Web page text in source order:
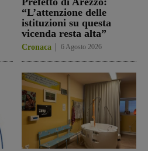
“L’attenzione delle
istituzioni su questa
vicenda resta alta”
Cronaca 6 Agosto 2026